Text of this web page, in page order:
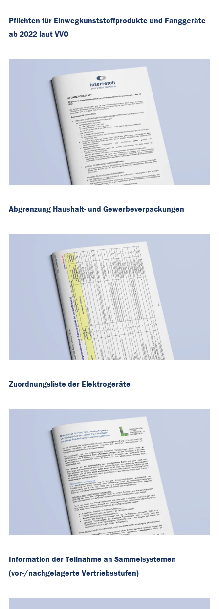
Pflichten für Einwegkunststoffprodukte und Fanggeräte
ab 2022 laut VVO
Abgrenzung Haushalt- und Gewerbeverpackungen
Zuordnungsliste der Elektrogeräte
Information der Teilnahme an Sammelsystemen
(vor-/nachgelagerte Vertriebsstufen)